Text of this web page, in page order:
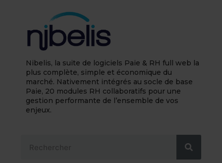
Nibelis, la suite de logiciels Paie & RH full web la
plus complète, simple et économique du
marché. Nativement intégrés au socle de base
Paie, 20 modules RH collaboratifs pour une
gestion performante de l’ensemble de vos
enjeux.